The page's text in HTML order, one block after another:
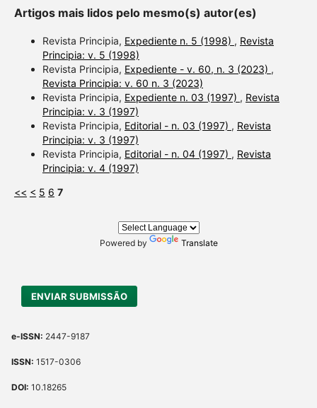
Artigos mais lidos pelo mesmo(s) autor(es)
Revista Principia, Expediente n. 5 (1998) , Revista
Principia: v. 5 (1998)
Revista Principia, Expediente - v. 60, n. 3 (2023) ,
Revista Principia: v. 60 n. 3 (2023)
Revista Principia, Expediente n. 03 (1997) , Revista
Principia: v. 3 (1997)
Revista Principia, Editorial - n. 03 (1997) , Revista
Principia: v. 3 (1997)
Revista Principia, Editorial - n. 04 (1997) , Revista
Principia: v. 4 (1997)
<< < 5 6 7
Powered by Translate
ENVIAR SUBMISSÃO
e-ISSN: 2447-9187
ISSN: 1517-0306
DOI: 10.18265